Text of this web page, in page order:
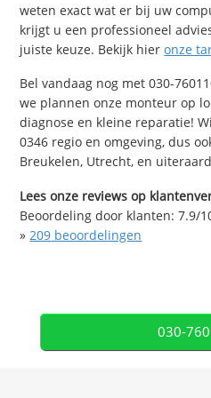
weten exact wat er bij uw
krijgt u een professioneel
juiste keuze. Bekijk hieronze
Bel vandaag nog met 030-
we plannen onze monteur op
diagnose en kleine reparatie!
0346 regio en omgeving, dus
Breukelen, Utrecht, en
Lees onze reviews op
Beoordeling door klanten:7.9/
»209 beoordelingen
030-